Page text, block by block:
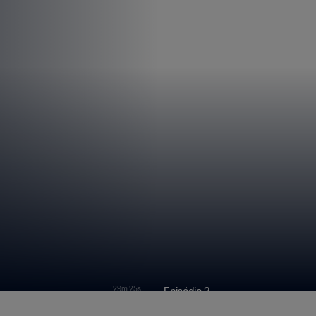
29m 25s Episódio 3